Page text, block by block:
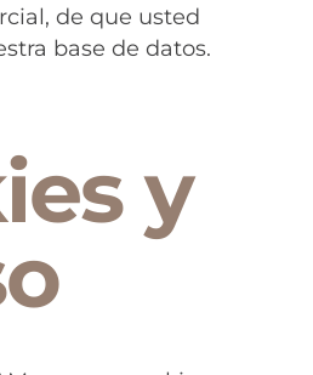
de que usted
base de datos.
y